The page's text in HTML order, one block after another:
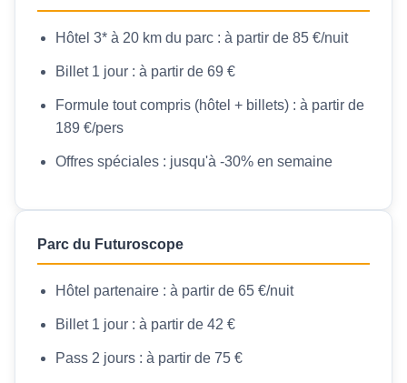
Hôtel 3* à 20 km du parc : à partir de 85 €/nuit
Billet 1 jour : à partir de 69 €
Formule tout compris (hôtel + billets) : à partir de
189 €/pers
Offres spéciales : jusqu'à -30% en semaine
Parc du Futuroscope
Hôtel partenaire : à partir de 65 €/nuit
Billet 1 jour : à partir de 42 €
Pass 2 jours : à partir de 75 €